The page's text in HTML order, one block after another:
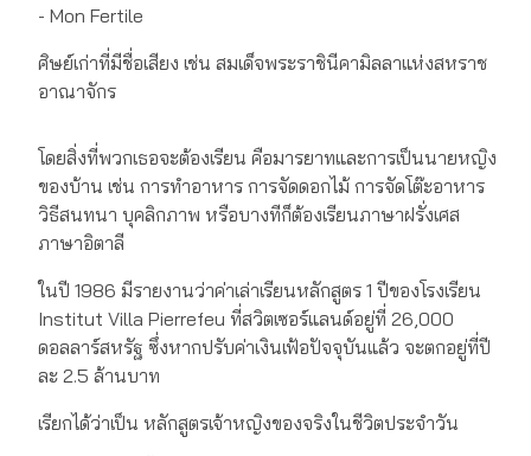
- Mon Fertile
ศิษย์เก่าที่มีชื่อเสียง เช่น สมเด็จพระราชินีคามิลลาแห่งสหราช
อาณาจักร
โดยสิ่งที่พวกเธอจะต้องเรียน คือมารยาทและการเป็นนายหญิง
ของบ้าน เช่น การทำอาหาร การจัดดอกไม้ การจัดโต๊ะอาหาร
วิธีสนทนา บุคลิกภาพ หรือบางทีก็ต้องเรียนภาษาฝรั่งเศส
ภาษาอิตาลี
ในปี 1986 มีรายงานว่าค่าเล่าเรียนหลักสูตร 1 ปีของโรงเรียน
Institut Villa Pierrefeu ที่สวิตเซอร์แลนด์อยู่ที่ 26,000
ดอลลาร์สหรัฐ ซึ่งหากปรับค่าเงินเฟ้อปัจจุบันแล้ว จะตกอยู่ที่ปี
ละ 2.5 ล้านบาท
เรียกได้ว่าเป็น หลักสูตรเจ้าหญิงของจริงในชีวิตประจำวัน